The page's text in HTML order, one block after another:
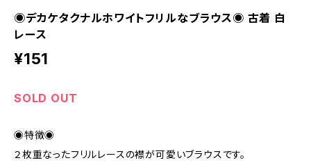
◉デカケタクナルホワイトフリルなブラウス◉ 古着 白
レース
¥151
SOLD OUT
◉特徴◉
２枚重なったフリルレースの襟が可愛いブラウスです。